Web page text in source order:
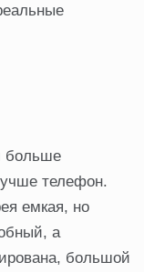
больше
телефон.
емкая, но
а
большой